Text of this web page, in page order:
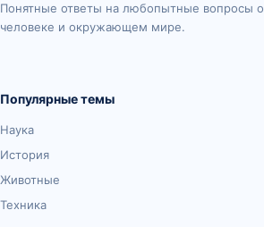
Понятные ответы на любопытные вопросы о
человеке и окружающем мире.
Популярные темы
Наука
История
Животные
Техника